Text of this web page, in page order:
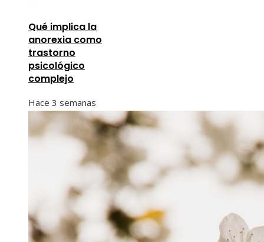
Qué implica la
anorexia como
trastorno
psicológico
complejo
Hace 3 semanas